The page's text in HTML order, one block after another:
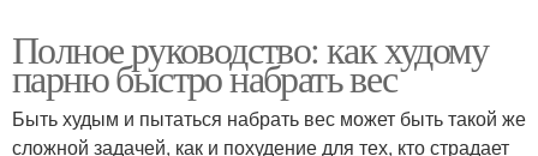
Полное руководство: как худому
парню быстро набрать вес
Быть худым и пытаться набрать вес может быть такой же
сложной задачей, как и похудение для тех, кто страдает